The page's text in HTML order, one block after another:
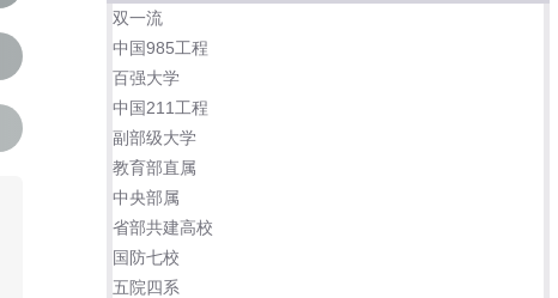
09 汕头大学
10 北京师范大学珠海分校
双一流
中国985工程
百强大学
中国211工程
副部级大学
教育部直属
中央部属
省部共建高校
国防七校
五院四系